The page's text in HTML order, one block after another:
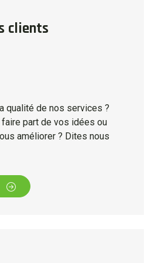
clients
qualité de nos services ?
part de vos idées ou
améliorer ? Dites nous